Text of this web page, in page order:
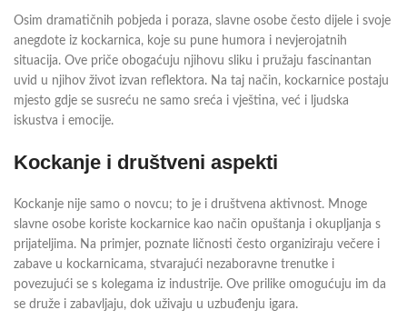
Osim dramatičnih pobjeda i poraza, slavne osobe često dijele i svoje
anegdote iz kockarnica, koje su pune humora i nevjerojatnih
situacija. Ove priče obogaćuju njihovu sliku i pružaju fascinantan
uvid u njihov život izvan reflektora. Na taj način, kockarnice postaju
mjesto gdje se susreću ne samo sreća i vještina, već i ljudska
iskustva i emocije.
Kockanje i društveni aspekti
Kockanje nije samo o novcu; to je i društvena aktivnost. Mnoge
slavne osobe koriste kockarnice kao način opuštanja i okupljanja s
prijateljima. Na primjer, poznate ličnosti često organiziraju večere i
zabave u kockarnicama, stvarajući nezaboravne trenutke i
povezujući se s kolegama iz industrije. Ove prilike omogućuju im da
se druže i zabavljaju, dok uživaju u uzbuđenju igara.